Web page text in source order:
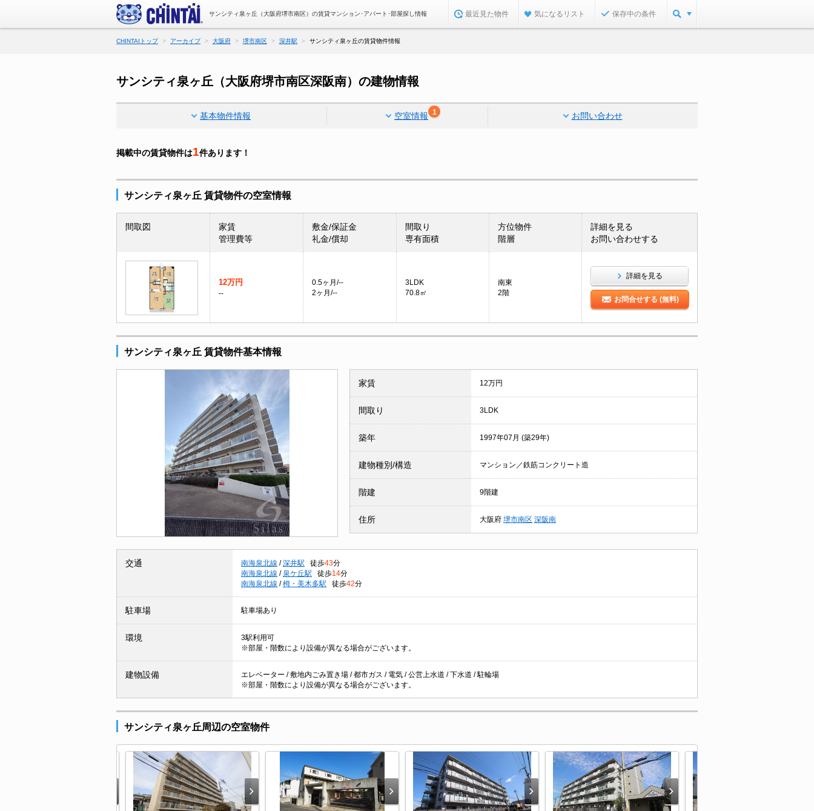
サンシティ泉ヶ丘（大阪府堺市南区）の賃貸マンション･アパート･部屋探し情報 最近見た物件 気になるリスト 保存中の条件
CHINTAIトップ アーカイブ 大阪府 堺市南区 深井駅 サンシティ泉ヶ丘の賃貸物件情報
サンシティ泉ヶ丘（大阪府堺市南区深阪南）の建物情報
基本物件情報 空室情報 1 お問い合わせ
掲載中の賃貸物件は1件あります！
サンシティ泉ヶ丘 賃貸物件の空室情報
間取図
家賃
管理費等
敷金/保証金
礼金/償却
間取り
専有面積
方位物件
階層
詳細を見る
お問い合わせする
12万円
--
0.5ヶ月/--
2ヶ月/--
3LDK
70.8㎡
南東
2階
詳細を見る
お問合せする (無料)
サンシティ泉ヶ丘 賃貸物件基本情報
家賃 12万円
間取り 3LDK
築年 1997年07月 (築29年)
建物種別/構造 マンション／鉄筋コンクリート造
階建 9階建
住所 大阪府 堺市南区 深阪南
交通 南海泉北線 / 深井駅 徒歩43分
南海泉北線 / 泉ケ丘駅 徒歩14分
南海泉北線 / 栂・美木多駅 徒歩42分
駐車場 駐車場あり
環境
3駅利用可
※部屋・階数により設備が異なる場合がございます。
建物設備
エレベーター / 敷地内ごみ置き場 / 都市ガス / 電気 / 公営上水道 / 下水道 / 駐輪場
※部屋・階数により設備が異なる場合がございます。
サンシティ泉ヶ丘周辺の空室物件